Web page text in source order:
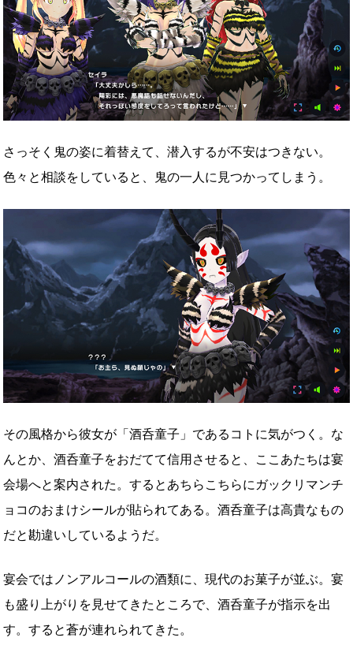
さっそく鬼の姿に着替えて、潜入するが不安はつきない。
色々と相談をしていると、鬼の一人に見つかってしまう。
その風格から彼女が「酒呑童子」であるコトに気がつく。な
んとか、酒呑童子をおだてて信用させると、ここあたちは宴
会場へと案内された。するとあちらこちらにガックリマンチ
ョコのおまけシールが貼られてある。酒呑童子は高貴なもの
だと勘違いしているようだ。
宴会ではノンアルコールの酒類に、現代のお菓子が並ぶ。宴
も盛り上がりを見せてきたところで、酒呑童子が指示を出
す。すると蒼が連れられてきた。